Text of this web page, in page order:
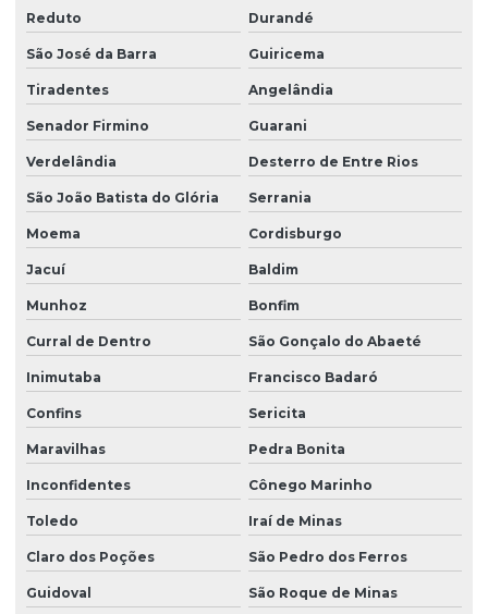
Reduto Durandé
São José da Barra Guiricema
Tiradentes Angelândia
Senador Firmino Guarani
Verdelândia Desterro de Entre Rios
São João Batista do Glória Serrania
Moema Cordisburgo
Jacuí Baldim
Munhoz Bonfim
Curral de Dentro São Gonçalo do Abaeté
Inimutaba Francisco Badaró
Confins Sericita
Maravilhas Pedra Bonita
Inconfidentes Cônego Marinho
Toledo Iraí de Minas
Claro dos Poções São Pedro dos Ferros
Guidoval São Roque de Minas